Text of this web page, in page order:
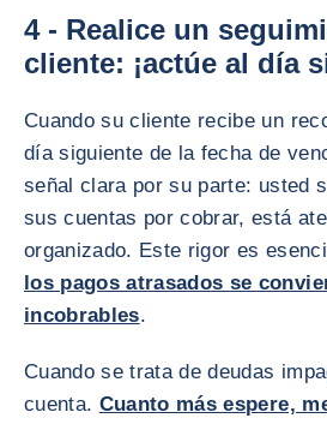
4 - Realice un
cliente: ¡actúe al día
Cuando su cliente recibe un
día siguiente de la fecha de
señal clara por su parte: usted
sus cuentas por cobrar, está
organizado. Este rigor es
los pagos atrasados se
incobrables.
Cuando se trata de deudas
cuenta. Cuanto más espere,